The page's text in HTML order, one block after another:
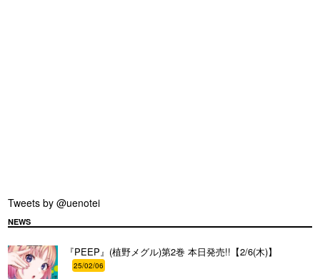
Tweets by @uenotei
NEWS
『PEEP』(植野メグル)第2巻 本日発売!!【2/6(木)】
25/02/06